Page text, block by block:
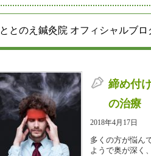
ととのえ鍼灸院 オフィシャルブ
締め付
の治療
2018年4月17日
多くの方が悩ん
ようで奥が深く